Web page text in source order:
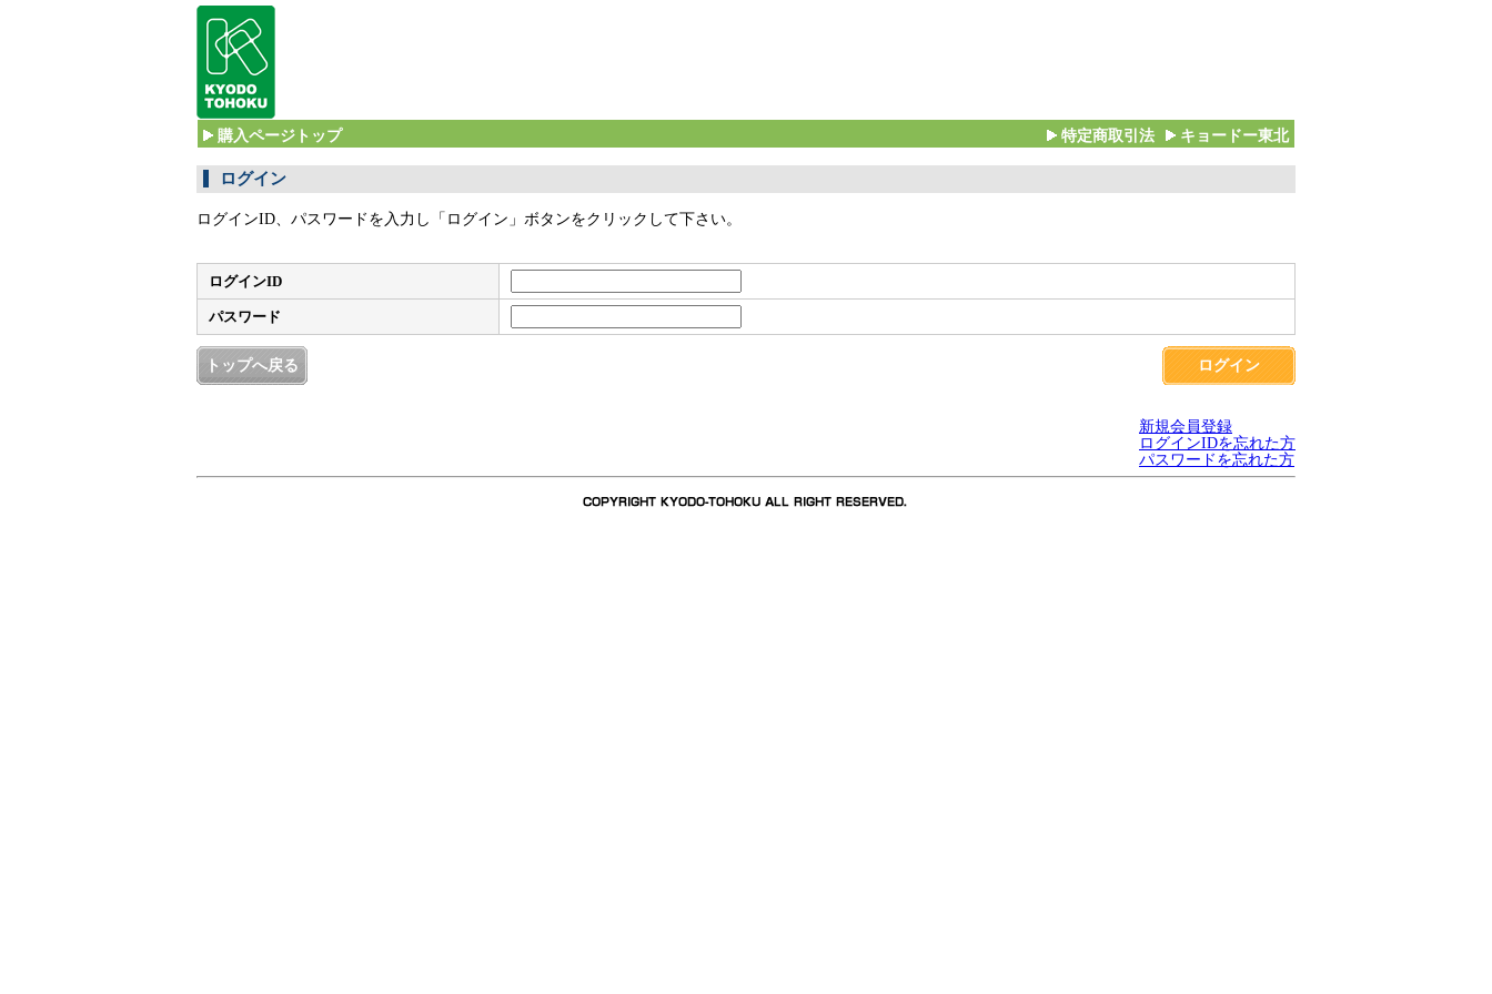
購入ページトップ キョードー東北
特定商取引法
ログイン
ログインID、パスワードを入力し「ログイン」ボタンをクリックして下さい。
ログインID
パスワード
トップへ戻る ログイン
新規会員登録
ログインIDを忘れた方
パスワードを忘れた方